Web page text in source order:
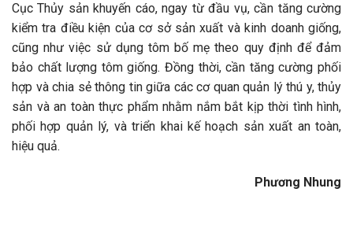
Cục Thủy sản khuyến cáo, ngay từ đầu vụ, cần tăng cường
kiểm tra điều kiện của cơ sở sản xuất và kinh doanh giống,
cũng như việc sử dụng tôm bố mẹ theo quy định để đảm
bảo chất lượng tôm giống. Đồng thời, cần tăng cường phối
hợp và chia sẻ thông tin giữa các cơ quan quản lý thú y, thủy
sản và an toàn thực phẩm nhằm nắm bắt kịp thời tình hình,
phối hợp quản lý, và triển khai kế hoạch sản xuất an toàn,
hiệu quả.
Phương Nhung